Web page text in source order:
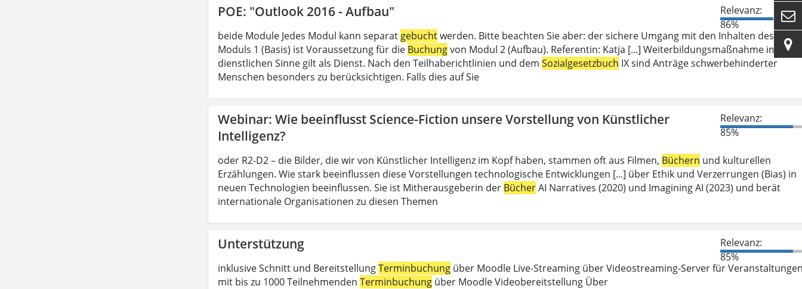
POE: "Outlook 2016 - Aufbau"
Relevanz:
86%
beide Module Jedes Modul kann separat gebuchtwerden. Bitte beachten Sie aber: der sichere Umgang mit den Inhalten des
Moduls 1 (Basis) ist Voraussetzung für die Buchungvon Modul 2 (Aufbau). Referentin: Katja [...] Weiterbildungsmaßnahme im
dienstlichen Sinne gilt als Dienst. Nach den Teilhaberichtlinien und dem Sozialgesetzbuch IX sind Anträge schwerbehinderter
Menschen besonders zu berücksichtigen. Falls dies auf Sie
Webinar: Wie beeinflusst Science-Fiction unsere Vorstellung von Künstlicher
Intelligenz?
Relevanz:
85%
oder R2-D2 – die Bilder, die wir von Künstlicher Intelligenz im Kopf haben, stammen oft aus Filmen, Büchern und kulturellen
Erzählungen. Wie stark beeinflussen diese Vorstellungen technologische Entwicklungen [...] über Ethik und Verzerrungen (Bias) in
neuen Technologien beeinflussen. Sie ist Mitherausgeberin der BücherAI Narratives (2020) und Imagining AI (2023) und berät
internationale Organisationen zu diesen Themen
Unterstützung
Relevanz:
85%
inklusive Schnitt und BereitstellungTerminbuchung über Moodle Live-Streaming über Videostreaming-Server für
mit bis zu 1000 Teilnehmenden Terminbuchung über Moodle Videobereitstellung Über

